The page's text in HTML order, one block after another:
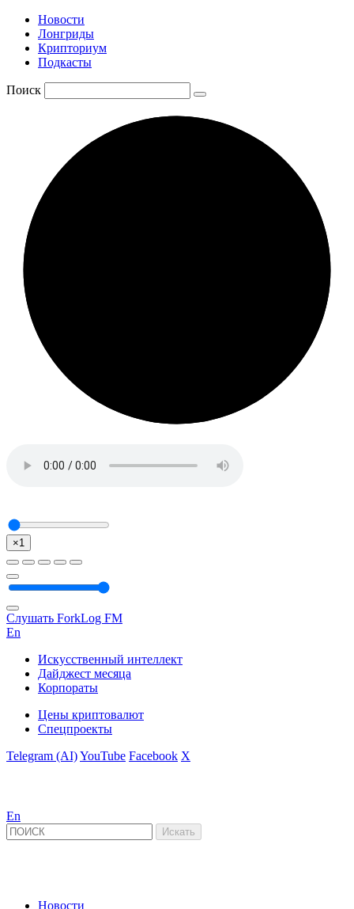
Новости
Лонгриды
Крипториум
Подкасты
Поиск
×1
Слушать ForkLog FM
En
Искусственный интеллект
Дайджест месяца
Корпораты
Цены криптовалют
Спецпроекты
Telegram (AI)YouTube Facebook X
En
Новости